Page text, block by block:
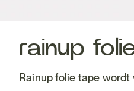
rainup
Rainup folie tape